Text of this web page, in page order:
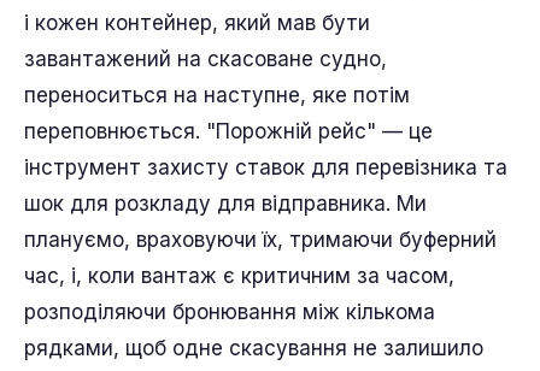
і кожен контейнер, який мав бути
завантажений на скасоване судно,
переноситься на наступне, яке потім
переповнюється. "Порожній рейс" — це
інструмент захисту ставок для перевізника та
шок для розкладу для відправника. Ми
плануємо, враховуючи їх, тримаючи буферний
час, і, коли вантаж є критичним за часом,
розподіляючи бронювання між кількома
рядками, щоб одне скасування не залишило